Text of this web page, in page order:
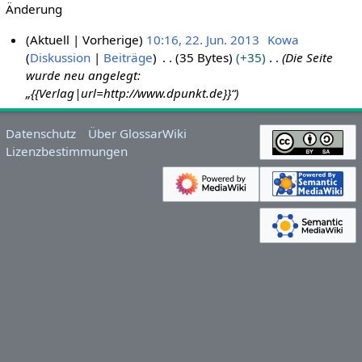
Änderung
J
u
n
Aktuell Vorherige 10:16, 22. Jun. 2013 Kowa
Diskussion
Beiträge 35 Bytes +35
Die Seite
wurde neu angelegt:
„{{Verlag|url=http://www.dpunkt.de}}“
Datenschutz
Über GlossarWiki
Lizenzbestimmungen